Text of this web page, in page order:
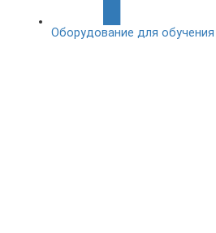
Оборудование для обучения